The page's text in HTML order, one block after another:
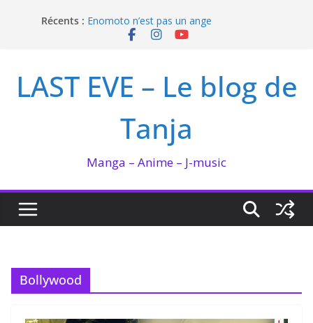
Récents : Enomoto n’est pas un ange
QUEEN BEE enflamme le Bataclan
I’m not in love de Zeniko Sumiya
LAST EVE – Le blog de
Tanja
Manga – Anime – J-music
Bollywood